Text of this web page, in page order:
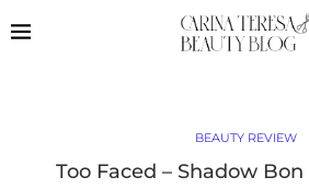
BEAUTY REVIEW
Too Faced – Shadow